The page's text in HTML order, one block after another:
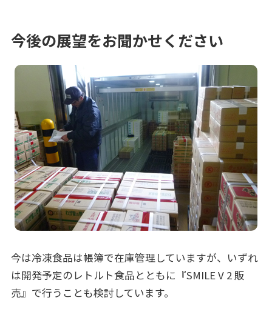
今後の展望をお聞かせください
今は冷凍食品は帳簿で在庫管理していますが、いずれ
は開発予定のレトルト食品とともに『SMILE V 2 販
売』で行うことも検討しています。